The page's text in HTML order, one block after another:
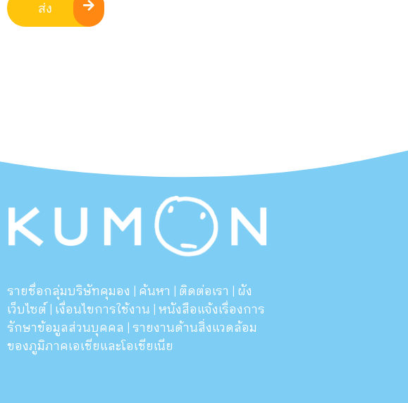
ส่ง
รายชื่อกลุ่มบริษัทคุมอง ค้นหา ติดต่อเรา ผัง
เว็บไซต์ เงื่อนไขการใช้งาน หนังสือแจ้งเรื่องการ
รักษาข้อมูลส่วนบุคคล รายงานด้านสิ่งแวดล้อม
ของภูมิภาคเอเชียและโอเชียเนีย